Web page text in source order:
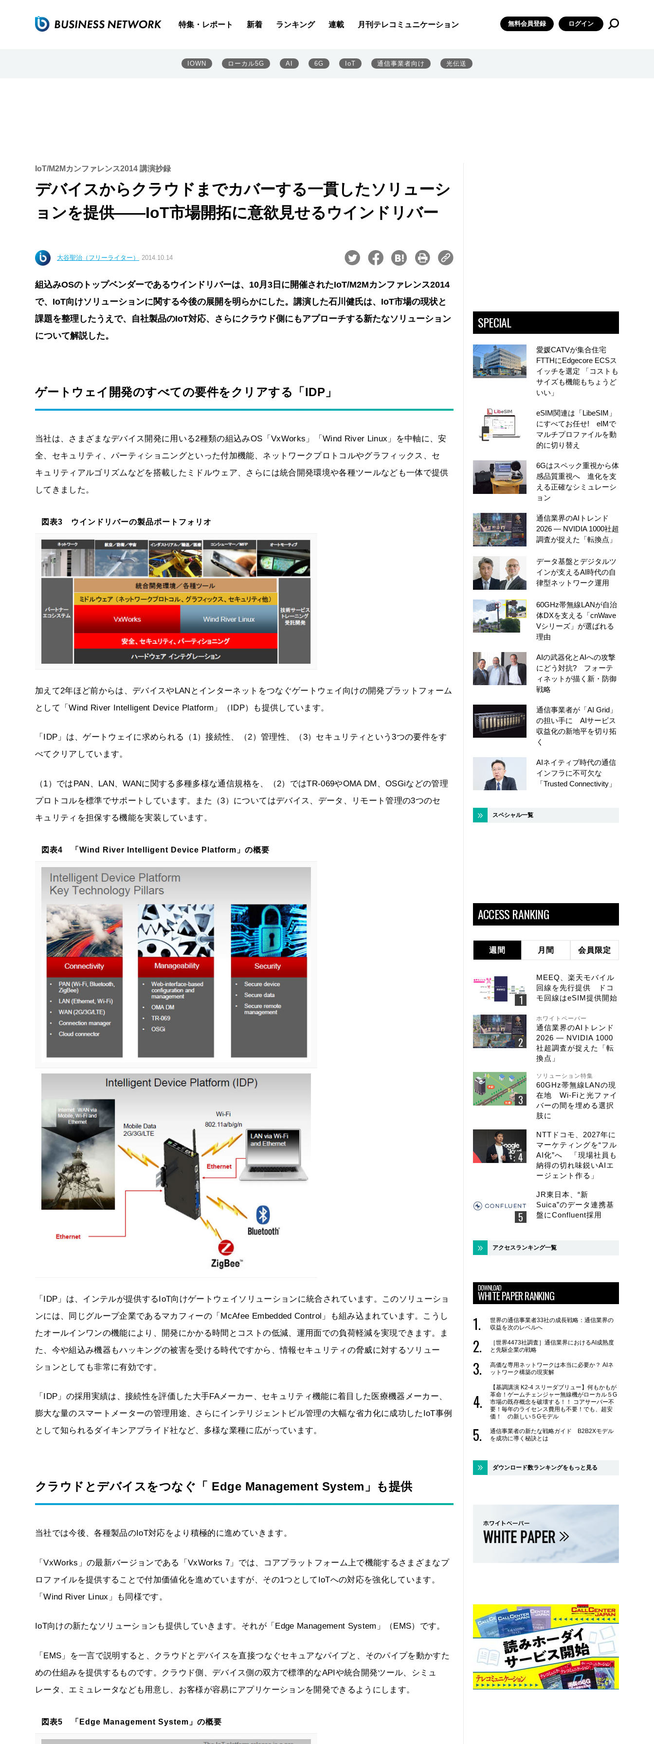
特集・レポート 新着 ランキング 連載 月刊テレコミュニケーション 無料会員登録 ログイン
IOWN ローカル5G AI 6G IoT 通信事業者向け 光伝送
IoT/M2Mカンファレンス2014 講演抄録
デバイスからクラウドまでカバーする一貫したソリューシ
ョンを提供――IoT市場開拓に意欲見せるウインドリバー
大谷聖治（フリーライター） 2014.10.14
組込みOSのトップベンダーであるウインドリバーは、10月3日に開催されたIoT/M2Mカンファレンス2014
で、IoT向けソリューションに関する今後の展開を明らかにした。講演した石川健氏は、IoT市場の現状と
課題を整理したうえで、自社製品のIoT対応、さらにクラウド側にもアプローチする新たなソリューション
について解説した。
ゲートウェイ開発のすべての要件をクリアする「IDP」
当社は、さまざまなデバイス開発に用いる2種類の組込みOS「VxWorks」「Wind River Linux」を中軸に、安
全、セキュリティ、パーティショニングといった付加機能、ネットワークプロトコルやグラフィックス、セ
キュリティアルゴリズムなどを搭載したミドルウェア、さらには統合開発環境や各種ツールなども一体で提供
してきました。
図表3 ウインドリバーの製品ポートフォリオ
加えて2年ほど前からは、デバイスやLANとインターネットをつなぐゲートウェイ向けの開発プラットフォーム
として「Wind River Intelligent Device Platform」（IDP）も提供しています。
「IDP」は、ゲートウェイに求められる（1）接続性、（2）管理性、（3）セキュリティという3つの要件をす
べてクリアしています。
（1）ではPAN、LAN、WANに関する多種多様な通信規格を、（2）ではTR-069やOMA DM、OSGiなどの管理
プロトコルを標準でサポートしています。また（3）についてはデバイス、データ、リモート管理の3つのセ
キュリティを担保する機能を実装しています。
図表4 「Wind River Intelligent Device Platform」の概要
「IDP」は、インテルが提供するIoT向けゲートウェイソリューションに統合されています。このソリューショ
ンには、同じグループ企業であるマカフィーの「McAfee Embedded Control」も組み込まれています。こうし
たオールインワンの機能により、開発にかかる時間とコストの低減、運用面での負荷軽減を実現できます。ま
た、今や組込み機器もハッキングの被害を受ける時代ですから、情報セキュリティの脅威に対するソリュー
ションとしても非常に有効です。
「IDP」の採用実績は、接続性を評価した大手FAメーカー、セキュリティ機能に着目した医療機器メーカー、
膨大な量のスマートメーターの管理用途、さらにインテリジェントビル管理の大幅な省力化に成功したIoT事例
として知られるダイキンアプライド社など、多様な業種に広がっています。
クラウドとデバイスをつなぐ「 Edge Management System」も提供
当社では今後、各種製品のIoT対応をより積極的に進めていきます。
「VxWorks」の最新バージョンである「VxWorks 7」では、コアプラットフォーム上で機能するさまざまなプ
ロファイルを提供することで付加価値化を進めていますが、その1つとしてIoTへの対応を強化しています。
「Wind River Linux」も同様です。
IoT向けの新たなソリューションも提供していきます。それが「Edge Management System」（EMS）です。
「EMS」を一言で説明すると、クラウドとデバイスを直接つなぐセキュアなパイプと、そのパイプを動かすた
めの仕組みを提供するものです。クラウド側、デバイス側の双方で標準的なAPIや統合開発ツール、シミュ
レータ、エミュレータなども用意し、お客様が容易にアプリケーションを開発できるようにします。
図表5 「Edge Management System」の概要
SPECIAL
愛媛CATVが集合住宅
FTTHにEdgecore ECSス
イッチを選定 「コストも
サイズも機能もちょうど
いい」
eSIM関連は「LibeSIM」
にすべてお任せ! eIMで
マルチプロファイルを動
的に切り替え
6Gはスペック重視から体
感品質重視へ 進化を支
える正確なシミュレーシ
ョン
通信業界のAIトレンド
2026 ― NVIDIA 1000社超
調査が捉えた「転換点」
データ基盤とデジタルツ
インが支えるAI時代の自
律型ネットワーク運用
60GHz帯無線LANが自治
体DXを支える「cnWave
Vシリーズ」が選ばれる
理由
AIの武器化とAIへの攻撃
にどう対抗? フォーテ
ィネットが描く新・防御
戦略
通信事業者が「AI Grid」
の担い手に AIサービス
収益化の新地平を切り拓
く
AIネイティブ時代の通信
インフラに不可欠な
「Trusted Connectivity」
スペシャル一覧
ACCESS RANKING
週間 月間 会員限定
MEEQ、楽天モバイル
回線を先行提供 ドコ
モ回線はeSIM提供開始
ホワイトペーパー
通信業界のAIトレンド
2026 ― NVIDIA 1000
社超調査が捉えた「転
換点」
ソリューション特集
60GHz帯無線LANの現
在地 Wi-Fiと光ファイ
バーの間を埋める選択
肢に
NTTドコモ、2027年に
マーケティングを“フル
AI化”へ 「現場社員も
納得の切れ味鋭いAIエ
ージェント作る」
JR東日本、“新
Suica”のデータ連携基
盤にConfluent採用
アクセスランキング一覧
DOWNLOAD
WHITE PAPER RANKING
世界の通信事業者33社の成長戦略：通信業界の
収益を次のレベルへ
［世界4473社調査］通信業界におけるAI成熟度
と先駆企業の戦略
高価な専用ネットワークは本当に必要か？ AIネ
ットワーク構築の現実解
【基調講演 K2-4 スリーダブリュー】何もかもが
革命！ゲームチェンジャー無線機がローカル５G
市場の既存概念を破壊する！！ コアサーバー不
要！毎年のライセンス費用も不要！でも、超安
価！ の新しい５Gモデル
通信事業者の新たな戦略ガイド B2B2Xモデル
を成功に導く秘訣とは
ダウンロード数ランキングをもっと見る